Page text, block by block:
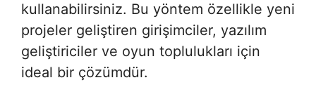
kullanabilirsiniz. Bu yöntem özellikle yeni
projeler geliştiren girişimciler, yazılım
geliştiriciler ve oyun toplulukları için
ideal bir çözümdür.